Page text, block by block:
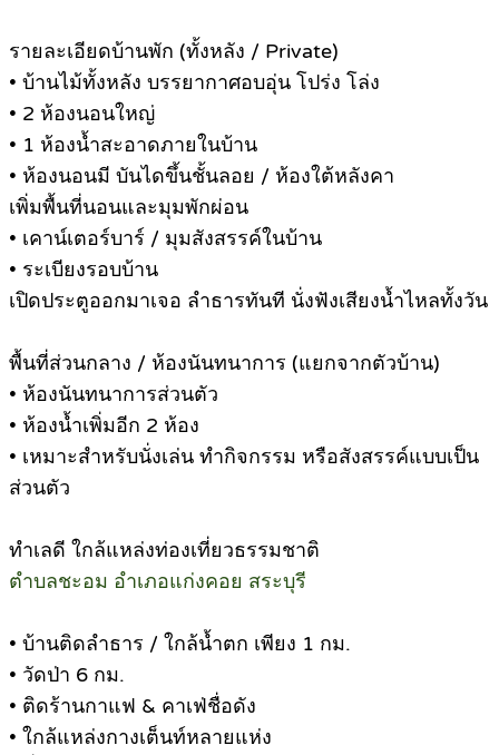
รายละเอียดบ้านพัก (ทั้งหลัง / Private)
• บ้านไม้ทั้งหลัง บรรยากาศอบอุ่น โปร่ง โล่ง
• 2 ห้องนอนใหญ่
• 1 ห้องน้ำสะอาดภายในบ้าน
• ห้องนอนมี บันไดขึ้นชั้นลอย / ห้องใต้หลังคา
เพิ่มพื้นที่นอนและมุมพักผ่อน
• เคาน์เตอร์บาร์ / มุมสังสรรค์ในบ้าน
• ระเบียงรอบบ้าน
เปิดประตูออกมาเจอ ลำธารทันที นั่งฟังเสียงน้ำไหลทั้งวัน
พื้นที่ส่วนกลาง / ห้องนันทนาการ (แยกจากตัวบ้าน)
• ห้องนันทนาการส่วนตัว
• ห้องน้ำเพิ่มอีก 2 ห้อง
• เหมาะสำหรับนั่งเล่น ทำกิจกรรม หรือสังสรรค์แบบเป็น
ส่วนตัว
ทำเลดี ใกล้แหล่งท่องเที่ยวธรรมชาติ
ตำบลชะอม อำเภอแก่งคอย สระบุรี
• บ้านติดลำธาร / ใกล้น้ำตก เพียง 1 กม.
• วัดป่า 6 กม.
• ติดร้านกาแฟ & คาเฟ่ชื่อดัง
• ใกล้แหล่งกางเต็นท์หลายแห่ง